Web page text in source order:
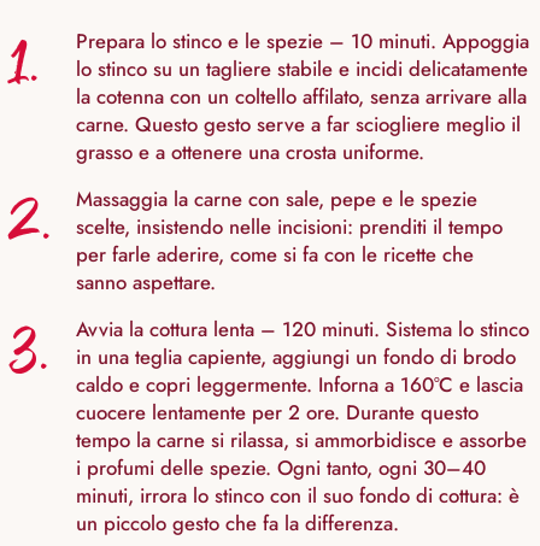
1.
Prepara lo stinco e le spezie – 10 minuti. Appoggia
lo stinco su un tagliere stabile e incidi delicatamente
la cotenna con un coltello affilato, senza arrivare alla
carne. Questo gesto serve a far sciogliere meglio il
grasso e a ottenere una crosta uniforme.
2.
Massaggia la carne con sale, pepe e le spezie
scelte, insistendo nelle incisioni: prenditi il tempo
per farle aderire, come si fa con le ricette che
sanno aspettare.
3.
Avvia la cottura lenta – 120 minuti. Sistema lo stinco
in una teglia capiente, aggiungi un fondo di brodo
caldo e copri leggermente. Inforna a 160°C e lascia
cuocere lentamente per 2 ore. Durante questo
tempo la carne si rilassa, si ammorbidisce e assorbe
i profumi delle spezie. Ogni tanto, ogni 30–40
minuti, irrora lo stinco con il suo fondo di cottura: è
un piccolo gesto che fa la differenza.